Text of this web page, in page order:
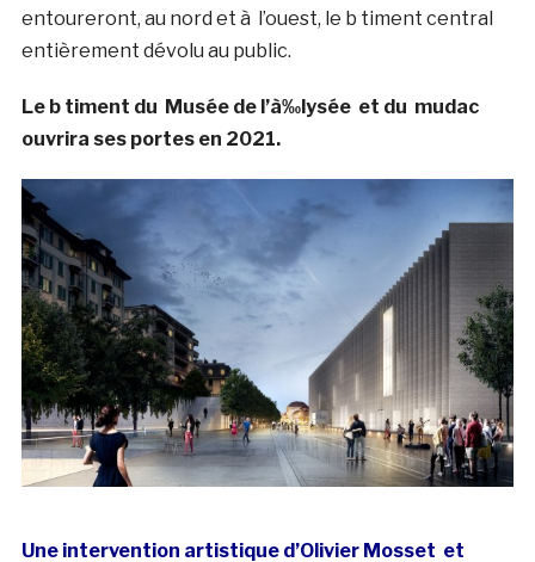
entoureront, au nord et à l’ouest, le b timent central
entièrement dévolu au public.
Le b timent du Musée de l’à‰lysée et du mudac
ouvrira ses portes en 2021.
Une intervention artistique d’Olivier Mosset et